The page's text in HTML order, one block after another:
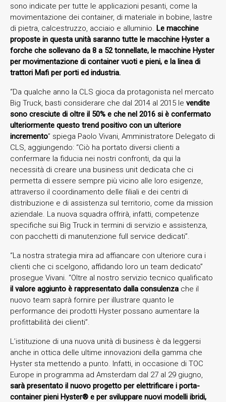
sono indicate per tutte le applicazioni pesanti, come la
movimentazione dei container, di materiale in bobine, lastre
di pietra, calcestruzzo, acciaio e alluminio. Le macchine
proposte in questa unità saranno tutte le macchine Hyster a
forche che sollevano da 8 a 52 tonnellate, le macchine Hyster
per movimentazione di container vuoti e pieni, e la linea di
trattori Mafi per porti ed industria.
“Da qualche anno la CLS gioca da protagonista nel mercato
Big Truck, basti considerare che dal 2014 al 2015 le vendite
sono cresciute di oltre il 50% e che nel 2016 si è confermato
ulteriormente questo trend positivo con un ulteriore
incremento” spiega Paolo Vivani, Amministratore Delegato di
CLS, aggiungendo: “Ciò ha portato diversi clienti a
confermare la fiducia nei nostri confronti, da qui la
necessità di creare una business unit dedicata che ci
permetta di essere sempre più vicino alle loro esigenze,
attraverso il coordinamento delle filiali e dei centri di
distribuzione e di assistenza sul territorio, come da mission
aziendale. La nuova squadra offrirà, infatti, competenze
specifiche sui Big Truck in termini di servizio e assistenza,
con pacchetti di manutenzione full service dedicati”.
“La nostra strategia mira ad affiancare con ulteriore cura i
clienti che ci scelgono, affidando loro un team dedicato”
prosegue Vivani. “Oltre al nostro servizio tecnico qualificato
il valore aggiunto è rappresentato dalla consulenza che il
nuovo team saprà fornire per illustrare quanto le
performance dei prodotti Hyster possano aumentare la
profittabilità dei clienti”.
L’istituzione di una nuova unità di business è da leggersi
anche in ottica delle ultime innovazioni della gamma che
Hyster sta mettendo a punto. Infatti, in occasione di TOC
Europe in programma ad Amsterdam dal 27 al 29 giugno,
sarà presentato il nuovo progetto per elettrificare i porta-
container pieni Hyster® e per sviluppare nuovi modelli ibridi,